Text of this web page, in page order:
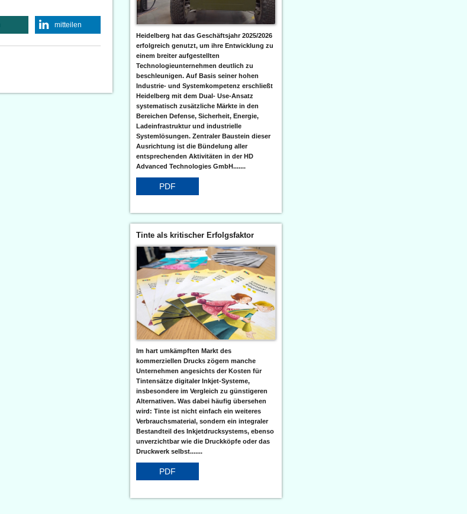
mitteilen
Heidelberg hat das Geschäftsjahr 2025/2026
erfolgreich genutzt, um ihre Entwicklung zu
einem breiter aufgestellten
Technologieunternehmen deutlich zu
beschleunigen. Auf Basis seiner hohen
Industrie- und Systemkompetenz erschließt
Heidelberg mit dem Dual- Use-Ansatz
systematisch zusätzliche Märkte in den
Bereichen Defense, Sicherheit, Energie,
Ladeinfrastruktur und industrielle
Systemlösungen. Zentraler Baustein dieser
Ausrichtung ist die Bündelung aller
entsprechenden Aktivitäten in der HD
Advanced Technologies GmbH.......
PDF
Tinte als kritischer Erfolgsfaktor
Im hart umkämpften Markt des
kommerziellen Drucks zögern manche
Unternehmen angesichts der Kosten für
Tintensätze digitaler Inkjet-Systeme,
insbesondere im Vergleich zu günstigeren
Alternativen. Was dabei häufig übersehen
wird: Tinte ist nicht einfach ein weiteres
Verbrauchsmaterial, sondern ein integraler
Bestandteil des Inkjetdrucksystems, ebenso
unverzichtbar wie die Druckköpfe oder das
Druckwerk selbst.......
PDF